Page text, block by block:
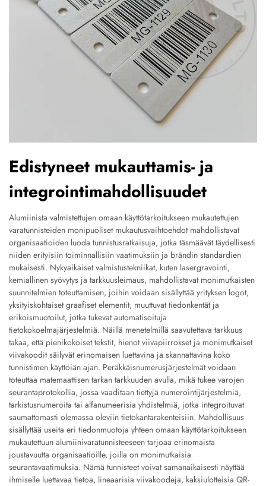
Edistyneet mukauttamis- ja
integrointimahdollisuudet
Alumiinista valmistettujen omaan käyttötarkoitukseen mukautettujen
varatunnisteiden monipuoliset mukautusvaihtoehdot mahdollistavat
organisaatioiden luoda tunnistusratkaisuja, jotka täsmäävät täydellisesti
niiden erityisiin toiminnallisiin vaatimuksiin ja brändin standardien
mukaisesti. Nykyaikaiset valmistustekniikat, kuten lasergravointi,
kemiallinen syövytys ja tarkkuusleimaus, mahdollistavat monimutkaisten
suunnitelmien toteuttamisen, joihin voidaan sisällyttää yrityksen logot,
yksityiskohtaiset graafiset elementit, muuttuvat tiedonkentät ja
erikoismuotoilut, jotka tukevat automatisoituja
tietokokoelmajärjestelmiä. Näillä menetelmillä saavutettava tarkkuus
takaa, että pienikokoiset tekstit, hienot viivapiirrokset ja monimutkaiset
viivakoodit säilyvät erinomaisen luettavina ja skannattavina koko
tunnistimen käyttöiän ajan. Peräkkäisnumerusjärjestelmät voidaan
toteuttaa matemaattisen tarkan tarkkuuden avulla, mikä tukee varojen
seurantaprotokollia, jossa vaaditaan tiettyjä numerointijärjestelmiä,
tarkistusnumeroita tai alfanumeerisia yhdistelmiä, jotka integroituvat
saumattomasti olemassa oleviin tietokantarakenteisiin. Mahdollisuus
sisällyttää useita eri tiedonmuotoja yhteen omaan käyttötarkoitukseen
mukautettuun alumiinivaratunnisteeseen tarjoaa erinomaista
joustavuutta organisaatioille, joilla on monimutkaisia
seurantavaatimuksia. Nämä tunnisteet voivat samanaikaisesti näyttää
ihmiselle luettavaa tietoa, lineaarisia viivakoodeja, kaksiulotteisia QR-